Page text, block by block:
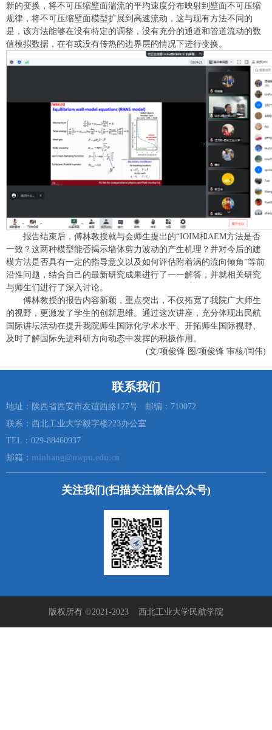
新的变换，将不可压缩壁面湍流的平均速度分布映射到壁面不可压缩
规律，将不可压缩壁面模型扩展到高速流动，这与现有方法不同的
是，该方法能够在没有特定的调整，没有充分的通道和管道流动的数
值模拟数据，在有或没有传热的边界层的情况下进行变换。
报告结束后，傅林教授就与会师生提出的“IOIM和AEM方法是否
一致？这两种模型能否揭示墙体剪力波动的产生机理？并对今后的建
模方法是否具有一定的指导意义以及如何评估附着涡的流向倾角”等前
沿性问题，结合自己的最新研究成果进行了一一解答，并就相关研究
与师生们进行了深入讨论。
傅林教授的报告内容新颖，重点突出，不仅拓宽了我院广大师生
的视野，更激发了学生的创新思维。通过这次讲座，充分体现出民航
国际讲坛活动在提升我院师生国际化学术水平、开拓师生国际视野、
及时了解国际先进科研方向动态中发挥的积极作用。
(文/项俊锋 图/项俊锋 审核/闫伟)
联系我们
地址：陕西省西安市友谊西路127号 邮编：710072
联系：西北工业大学毅字楼223办公室
TEL：029-88460937
邮箱： minhang@nwpu.edu.cn
关注我们(扫描关注微信公众号)
版权所有 ©2021-2023 西北工业大学民航学院